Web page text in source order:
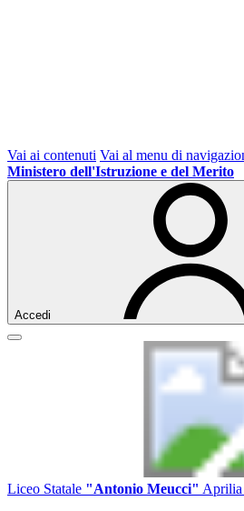
Vai ai contenuti Vai al menu di
Ministero dell'Istruzione e del Merito
Accedi
Liceo Statale "Antonio Meucci"